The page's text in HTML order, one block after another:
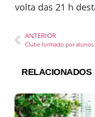
volta das 21 h
ANTERIOR
RELACIONADOS